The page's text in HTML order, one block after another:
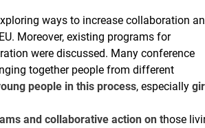
ways to increase collaboration
Moreover, existing programs for
were discussed. Many conference
together people from different
people in this process, especially
and collaborative action on those